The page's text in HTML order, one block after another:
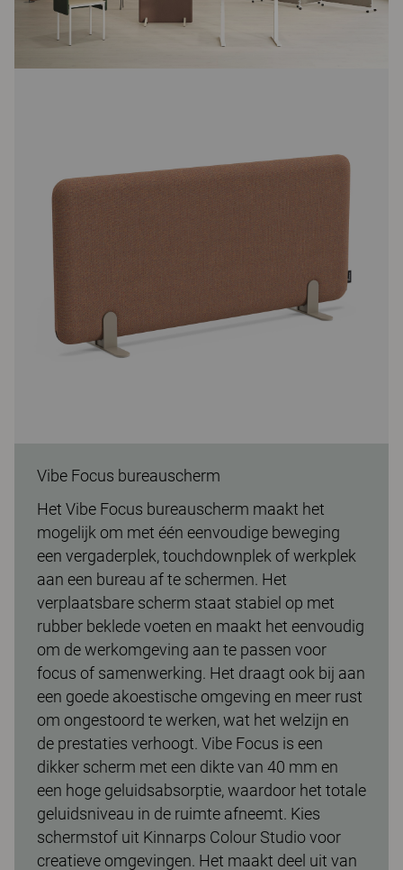
Vibe Focus bureauscherm
Het Vibe Focus bureauscherm maakt het
mogelijk om met één eenvoudige beweging
een vergaderplek, touchdownplek of werkplek
aan een bureau af te schermen. Het
verplaatsbare scherm staat stabiel op met
rubber beklede voeten en maakt het eenvoudig
om de werkomgeving aan te passen voor
focus of samenwerking. Het draagt ook bij aan
een goede akoestische omgeving en meer rust
om ongestoord te werken, wat het welzijn en
de prestaties verhoogt. Vibe Focus is een
dikker scherm met een dikte van 40 mm en
een hoge geluidsabsorptie, waardoor het totale
geluidsniveau in de ruimte afneemt. Kies
schermstof uit Kinnarps Colour Studio voor
creatieve omgevingen. Het maakt deel uit van